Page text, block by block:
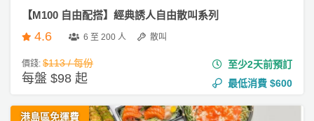
【M100 自由配搭】經典誘人自由散叫系列
4.6 6 至 200 人 散叫
價錢: $113 / 每份
每盤 $98 起
至少2天前預訂
最低消費 $600
港島區免運費